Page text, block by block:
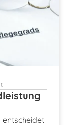
entscheidet